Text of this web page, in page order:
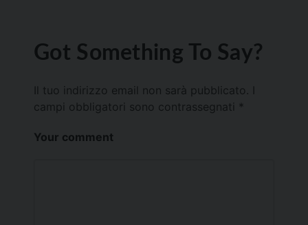
Got Something To Say?
Il tuo indirizzo email non sarà pubblicato.
campi obbligatori sono contrassegnati *
Your comment